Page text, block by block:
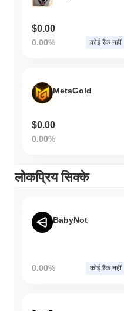
$0.00
0.00% कोई रैंक नहीं
MetaGold
$0.00
0.00%
लोकप्रिय सिक्के
BabyNot
0.00% कोई रैंक नहीं